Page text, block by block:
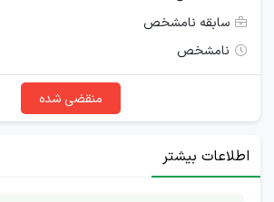
سابقه نامشخص
نامشخص
منقضی شده
اطلاعات بیشتر